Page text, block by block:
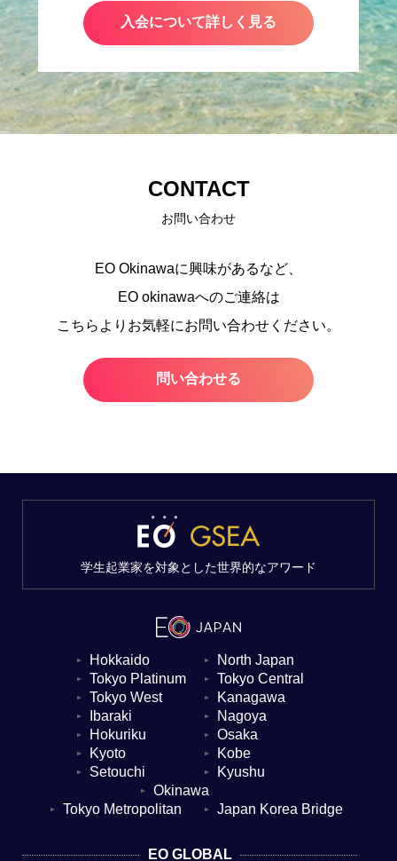
入会について詳しく見る
CONTACT
お問い合わせ
EO Okinawaに興味があるなど、
EO okinawaへのご連絡は
こちらよりお気軽にお問い合わせください。
問い合わせる
▼ Hokkaido ▼ North Japan
▼ Tokyo Platinum ▼ Tokyo Central
▼ Tokyo West ▼ Kanagawa
▼ Ibaraki ▼ Nagoya
▼ Hokuriku ▼ Osaka
▼ Kyoto ▼ Kobe
▼ Setouchi ▼ Kyushu
▼ Okinawa
▼ Tokyo Metropolitan ▼ Japan Korea Bridge
EO GLOBAL
学生起業家を対象とした世界的なアワード